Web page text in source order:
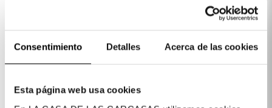
Consentimiento Detalles Acerca de las cookies
Esta página web usa cookies